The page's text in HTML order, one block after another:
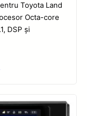
Toyota Land
Octa-core
DSP și